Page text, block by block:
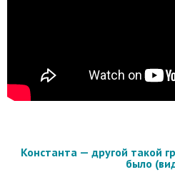
Константа — другой такой
было